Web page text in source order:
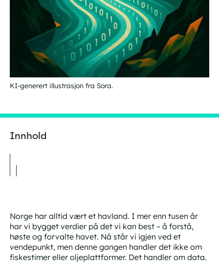
KI-generert illustrasjon fra Sora.
Innhold
Norge har alltid vært et havland. I mer enn tusen år
har vi bygget verdier på det vi kan best – å forstå,
høste og forvalte havet. Nå står vi igjen ved et
vendepunkt, men denne gangen handler det ikke om
fiskestimer eller oljeplattformer. Det handler om data.